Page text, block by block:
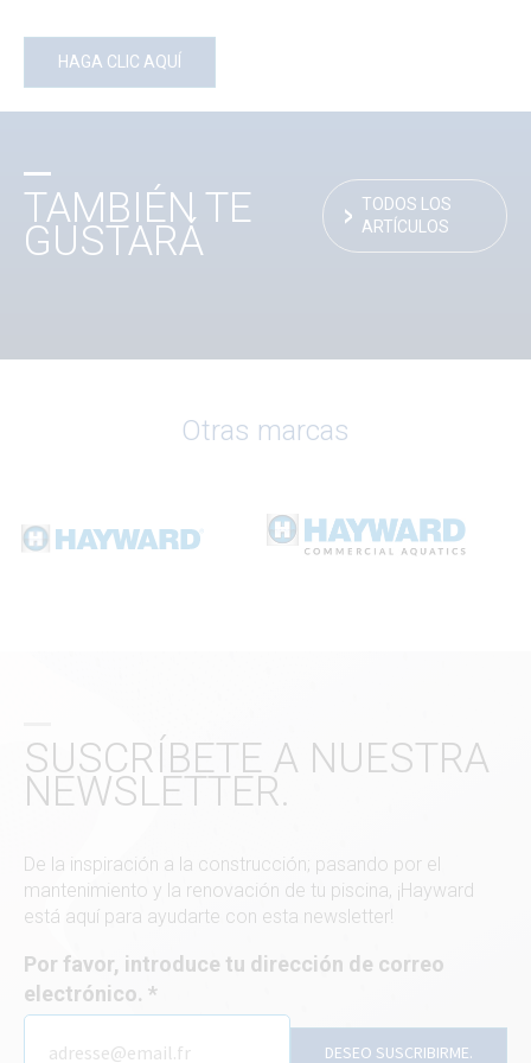
HAGA CLIC AQUÍ
TAMBIÉN TE
GUSTARÁ
TODOS LOS
ARTÍCULOS
Otras marcas
SUSCRÍBETE A NUESTRA
NEWSLETTER.
De la inspiración a la construcción; pasando por el
mantenimiento y la renovación de tu piscina, ¡Hayward
está aquí para ayudarte con esta newsletter!
Por favor, introduce tu dirección de correo
electrónico.
DESEO SUSCRIBIRME.